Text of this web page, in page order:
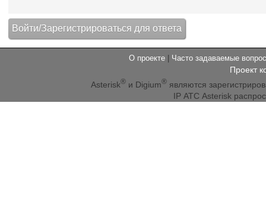
О проекте Часто задаваемые
Проект
Asterisk® и Digium® являются
IP АТС Asterisk